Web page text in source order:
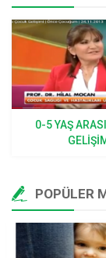
0-5 YAŞ
POPÜLER